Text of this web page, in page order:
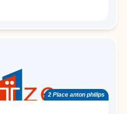
2 Place anton philips